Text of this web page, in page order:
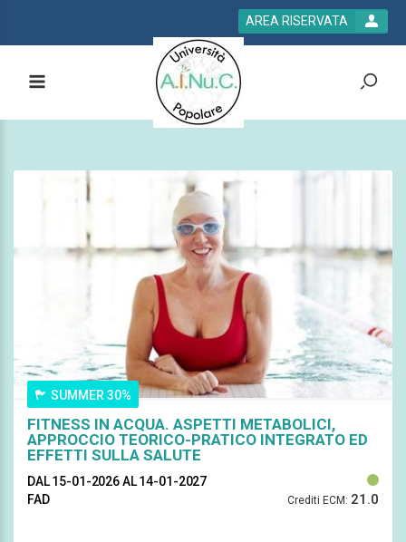
AREA RISERVATA
SUMMER 30%
FITNESS IN ACQUA. ASPETTI METABOLICI,
APPROCCIO TEORICO-PRATICO INTEGRATO ED
EFFETTI SULLA SALUTE
DAL 15-01-2026AL 14-01-2027
FAD
Crediti ECM: 21.0